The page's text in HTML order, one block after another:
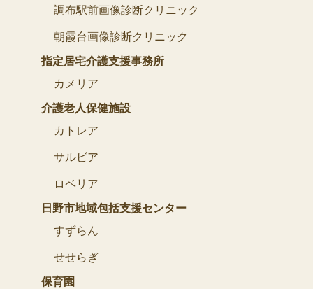
調布駅前画像診断クリニック
朝霞台画像診断クリニック
指定居宅介護支援事務所
カメリア
介護老人保健施設
カトレア
サルビア
ロベリア
日野市地域包括支援センター
すずらん
せせらぎ
保育園